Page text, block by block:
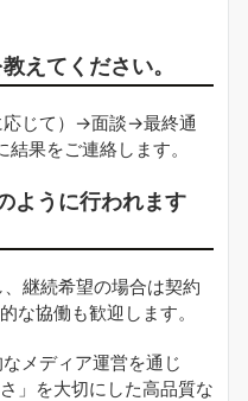
えてください。
じて）→面談→最終通
果をご連絡します。
ように行われます
継続希望の場合は契約
な協働も歓迎します。
メディア運営を通じ
」を大切にした高品質な